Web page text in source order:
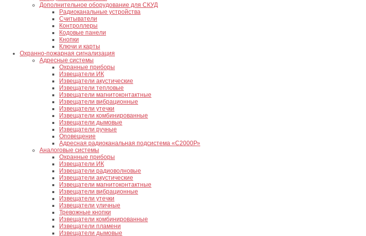
Дополнительное оборудование для СКУД
Радиоканальные устройства
Считыватели
Контроллеры
Кодовые панели
Кнопки
Ключи и карты
Охранно-пожарная сигнализация
Адресные системы
Охранные приборы
Извещатели ИК
Извещатели акустические
Извещатели тепловые
Извещатели магнитоконтактные
Извещатели вибрационные
Извещатели утечки
Извещатели комбинированные
Извещатели дымовые
Извещатели ручные
Оповещение
Адресная радиоканальная подсистема «С2000Р»
Аналоговые системы
Охранные приборы
Извещатели ИК
Извещатели радиоволновые
Извещатели акустические
Извещатели магнитоконтактные
Извещатели вибрационные
Извещатели утечки
Извещатели уличные
Тревожные кнопки
Извещатели комбинированные
Извещатели пламени
Извещатели дымовые